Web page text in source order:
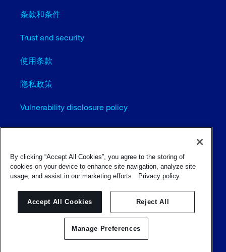
条款和条件
Trust and security
使用条款
隐私政策
Vulnerability disclosure policy
Cookie settings (EN)
站点地图
© Sulzer Ltd 1996 - 2025
By clicking “Accept All Cookies”, you agree to the storing of
cookies on your device to enhance site navigation, analyze site
usage, and assist in our marketing efforts.
Privacy policy
Accept All Cookies Reject All
Manage Preferences